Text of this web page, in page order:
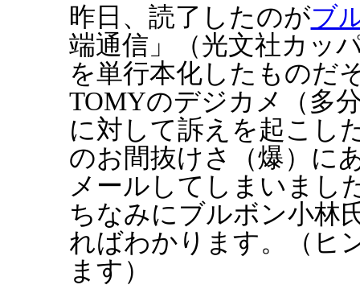
昨日、読了したのがブ
端通信」（光文社カッ
を単行本化したものだ
TOMYのデジカメ（多
に対して訴えを起こし
のお間抜けさ（爆）に
メールしてしまいまし
ちなみにブルボン小林
ればわかります。（ヒ
ます）